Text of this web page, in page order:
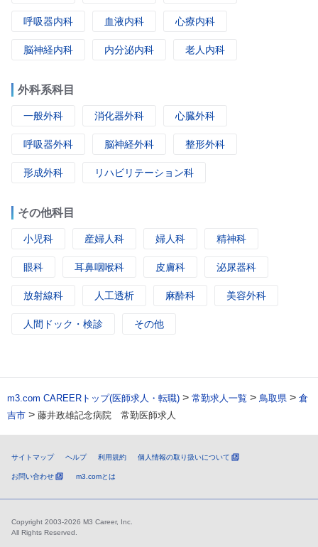
呼吸器内科 血液内科 心療内科
脳神経内科 内分泌内科 老人内科
外科系科目
一般外科 消化器外科 心臓外科
呼吸器外科 脳神経外科 整形外科
形成外科 リハビリテーション科
その他科目
小児科 産婦人科 婦人科 精神科
眼科 耳鼻咽喉科 皮膚科 泌尿器科
放射線科 人工透析 麻酔科 美容外科
人間ドック・検診 その他
m3.com CAREERトップ(医師求人・転職) > 常勤求人一覧 > 鳥取県 > 倉
吉市 > 藤井政雄記念病院 常勤医師求人
サイトマップ ヘルプ 利用規約 個人情報の取り扱いについて
お問い合わせ m3.comとは
Copyright 2003-2026 M3 Career, Inc.
All Rights Reserved.